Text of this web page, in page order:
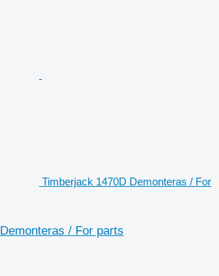
Timberjack 1470D Demonteras / For
/ For parts